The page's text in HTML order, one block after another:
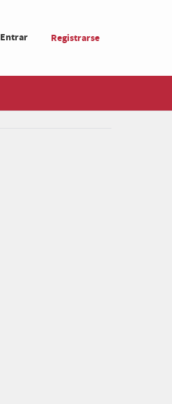
Entrar Registrarse